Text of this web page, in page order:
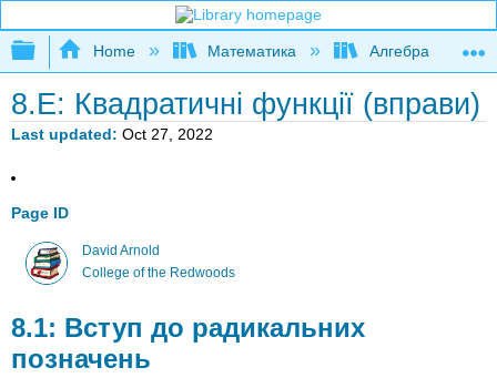
Expand/collapse global hierarchy
Home Математика Алгебра
8.E: Квадратичні функції (вправи)
Last updated Oct 27, 2022
Page ID
David Arnold
College of the Redwoods
8.1: Вступ до радикальних
позначень